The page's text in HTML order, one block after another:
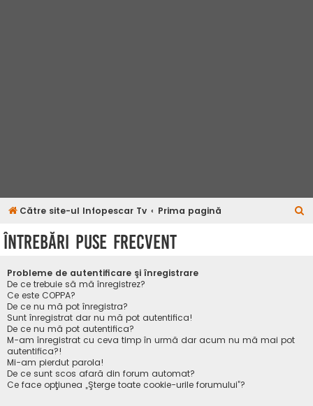
Către site-ul Infopescar Tv Prima pagină
Întrebări puse frecvent
Probleme de autentificare şi înregistrare
De ce trebuie să mă înregistrez?
Ce este COPPA?
De ce nu mă pot înregistra?
Sunt înregistrat dar nu mă pot autentifica!
De ce nu mă pot autentifica?
M-am înregistrat cu ceva timp în urmă dar acum nu mă mai pot
autentifica?!
Mi-am pierdut parola!
De ce sunt scos afară din forum automat?
Ce face opţiunea „Şterge toate cookie-urile forumului”?